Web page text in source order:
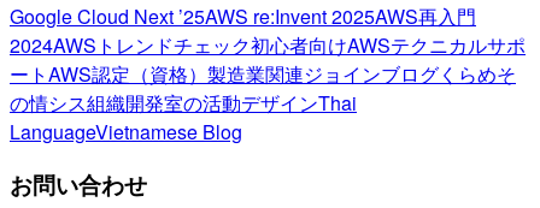
Google Cloud Next ’25AWS re:Invent 2025AWS再入門
2024AWSトレンドチェック初心者向けAWSテクニカルサポ
ートAWS認定（資格） 製造業関連ジョインブログくらめそ
の情シス組織開発室の活動デザインThai
LanguageVietnamese Blog
お問い合わせ